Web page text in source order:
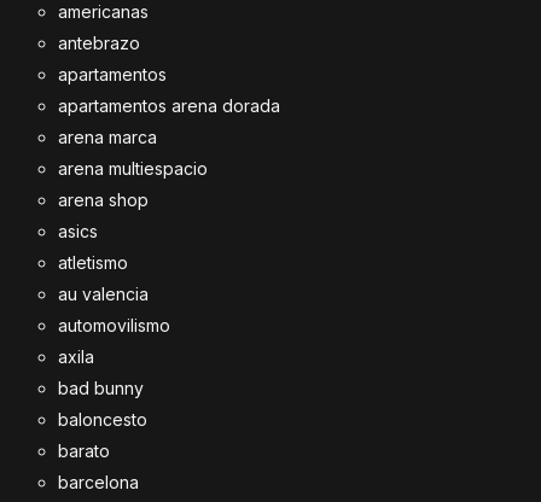
americanas
antebrazo
apartamentos
apartamentos arena dorada
arena marca
arena multiespacio
arena shop
asics
atletismo
au valencia
automovilismo
axila
bad bunny
baloncesto
barato
barcelona